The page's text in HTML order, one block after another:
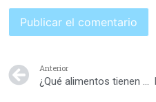
Anterior
¿Qué alimentos tienen más proteínas?